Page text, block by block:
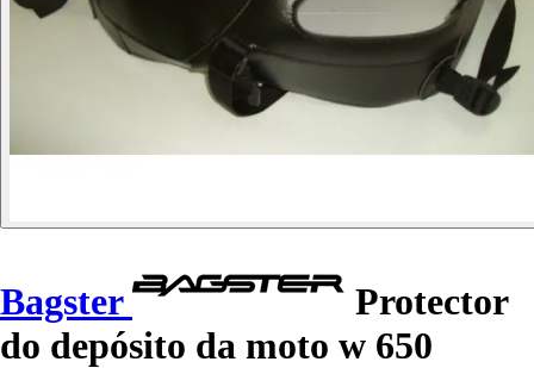
Bagster
Protector
do depósito da moto w 650